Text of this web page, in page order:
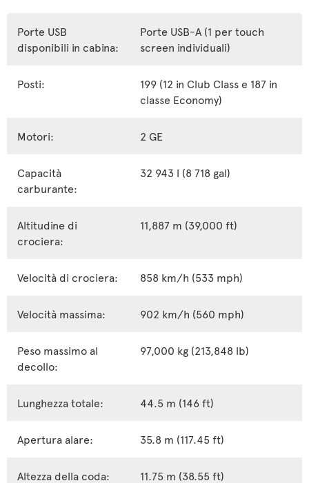
Porte USB
disponibili in cabina:
Porte USB-A (1 per touch
screen individuali)
Posti:
199 (12 in Club Class e 187 in
classe Economy)
Motori: 2 GE
Capacità
carburante:
32 943 l (8 718 gal)
Altitudine di
crociera:
11,887 m (39,000 ft)
Velocità di crociera: 858 km/h (533 mph)
Velocità massima: 902 km/h (560 mph)
Peso massimo al
decollo:
97,000 kg (213,848 lb)
Lunghezza totale: 44.5 m (146 ft)
Apertura alare: 35.8 m (117.45 ft)
Altezza della coda: 11.75 m (38.55 ft)